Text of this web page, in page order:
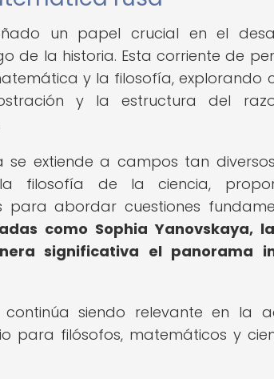
un papel crucial en el
de la historia. Esta corriente de
y la filosofía, explorando
y la estructura del
extiende a campos tan
filosofía de la ciencia,
para abordar cuestiones
como Sophia Yanovskaya,
significativa el panorama
siendo relevante en la
para filósofos, matemáticos y